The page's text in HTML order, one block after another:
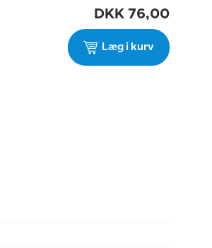
DKK 76,00
Læg i kurv